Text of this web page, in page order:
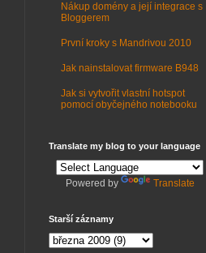
Nákup domény a její integrace s
Bloggerem
První kroky s Mandrivou 2010
Jak nainstalovat firmware B948
Jak si vytvořit vlastní hotspot
pomocí obyčejného notebooku
Translate my blog to your language
Powered by Translate
Starší záznamy